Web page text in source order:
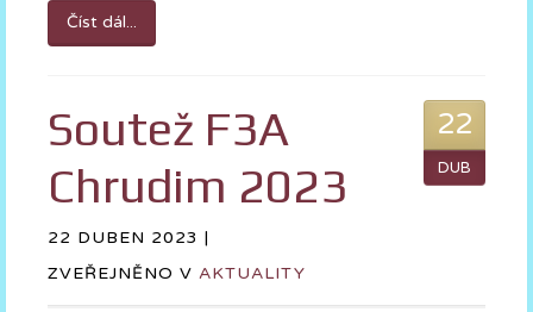
Číst dál...
22
DUB
Soutež F3A
Chrudim 2023
22 DUBEN 2023 |
ZVEŘEJNĚNO V AKTUALITY